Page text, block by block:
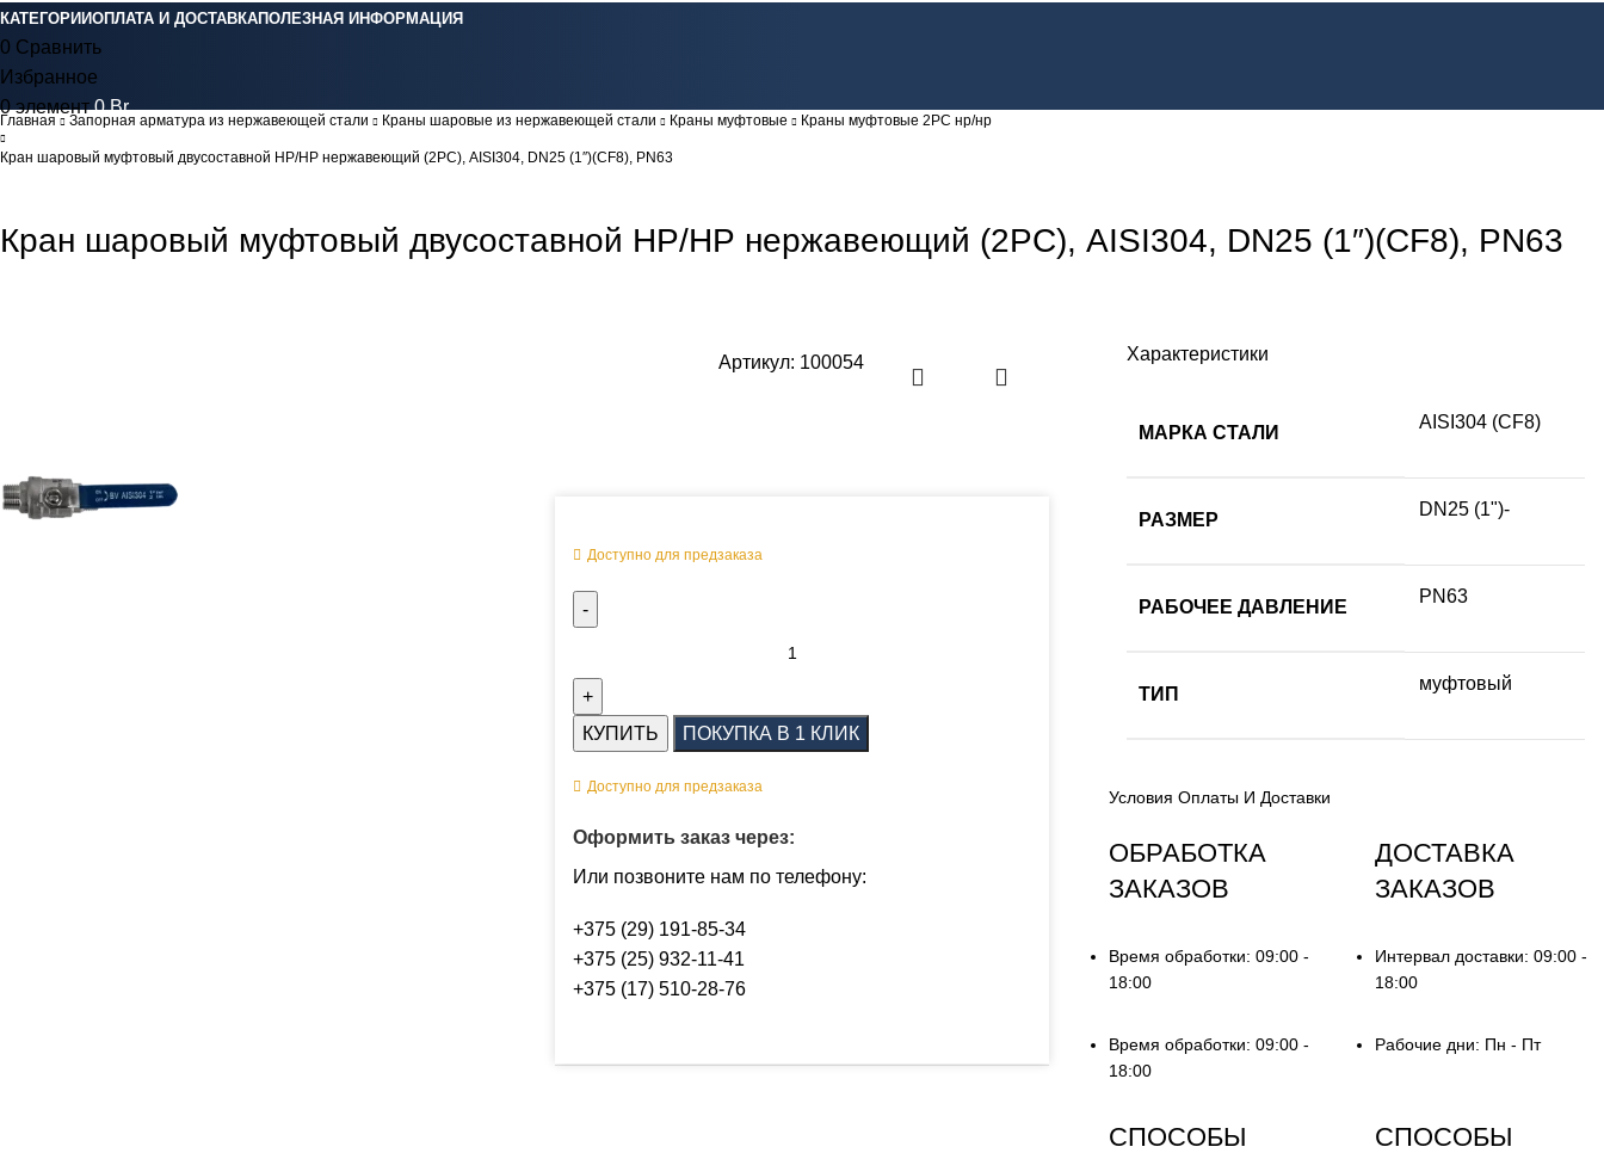
КАТЕГОРИИОПЛАТА И ДОСТАВКАПОЛЕЗНАЯ ИНФОРМАЦИЯ
0 Сравнить
Избранное
0элемент 0Br
Главная Запорная арматура из нержавеющей стали Краны шаровые из нержавеющей стали Краны муфтовые Краны муфтовые 2PC нр/нр
Кран шаровый муфтовый двусоставной НР/НР нержавеющий (2PC), AISI304, DN25 (1″)(CF8), PN63
Кран шаровый муфтовый двусоставной НР/НР нержавеющий (2PC), AISI304, DN25 (1″)(CF8), PN63
Артикул: 100054
Доступно для предзаказа
КУПИТЬ ПОКУПКА В 1 КЛИК
Доступно для предзаказа
Оформить заказ через:
Или позвоните нам по телефону:
+375 (29) 191-85-34
+375 (25) 932-11-41
+375 (17) 510-28-76
Характеристики
МАРКА СТАЛИ
AISI304 (CF8)
РАЗМЕР
DN25 (1")-
РАБОЧЕЕ ДАВЛЕНИЕ
PN63
ТИП
муфтовый
Условия Оплаты И Доставки
ОБРАБОТКА
ЗАКАЗОВ
Время обработки: 09:00 -
18:00
Время обработки: 09:00 -
18:00
ДОСТАВКА
ЗАКАЗОВ
Интервал доставки: 09:00 -
18:00
Рабочие дни: Пн - Пт
СПОСОБЫ
СПОСОБЫ